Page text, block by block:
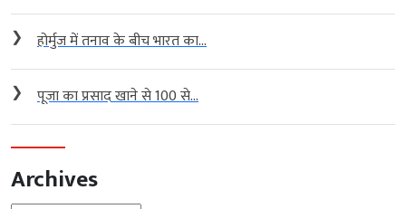
❯ होर्मुज में तनाव के बीच भारत का...
❯ पूजा का प्रसाद खाने से 100 से...
Archives